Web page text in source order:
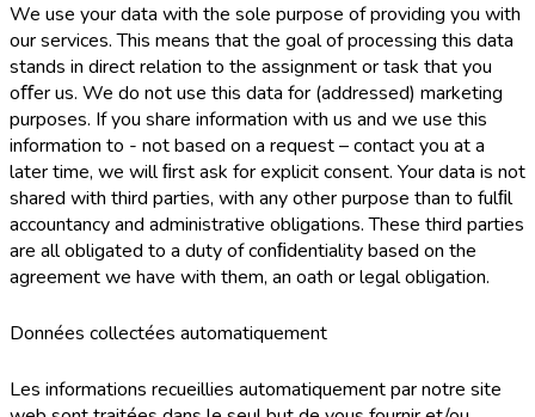
We use your data with the sole purpose of providing you with
our services. This means that the goal of processing this data
stands in direct relation to the assignment or task that you
oﬀer us. We do not use this data for (addressed) marketing
purposes. If you share information with us and we use this
information to - not based on a request – contact you at a
later time, we will ﬁrst ask for explicit consent. Your data is not
shared with third parties, with any other purpose than to fulﬁl
accountancy and administrative obligations. These third parties
are all obligated to a duty of conﬁdentiality based on the
agreement we have with them, an oath or legal obligation.
Données collectées automatiquement
Les informations recueillies automatiquement par notre site